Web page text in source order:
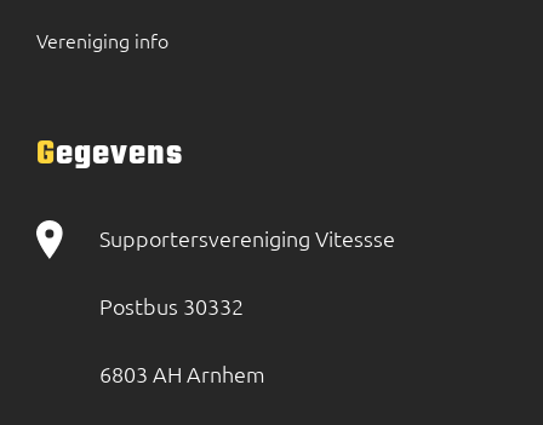
Vereniging info
Gegevens
Supportersvereniging Vitessse
Postbus 30332
6803 AH Arnhem